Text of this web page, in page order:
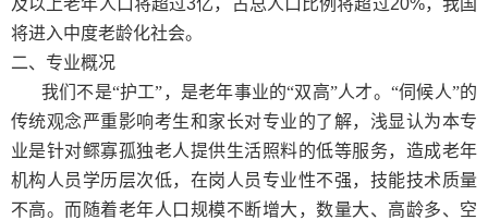
及以上老年人口将超过3亿，占总人口比例将超过20%，我国
将进入中度老龄化社会。
二、专业概况
我们不是“护工”，是老年事业的“双高”人才。“伺候人”的
传统观念严重影响考生和家长对专业的了解，浅显认为本专
业是针对鳏寡孤独老人提供生活照料的低等服务，造成老年
机构人员学历层次低，在岗人员专业性不强，技能技术质量
不高。 而随着老年人口规模不断增大，数量大、高龄多、空